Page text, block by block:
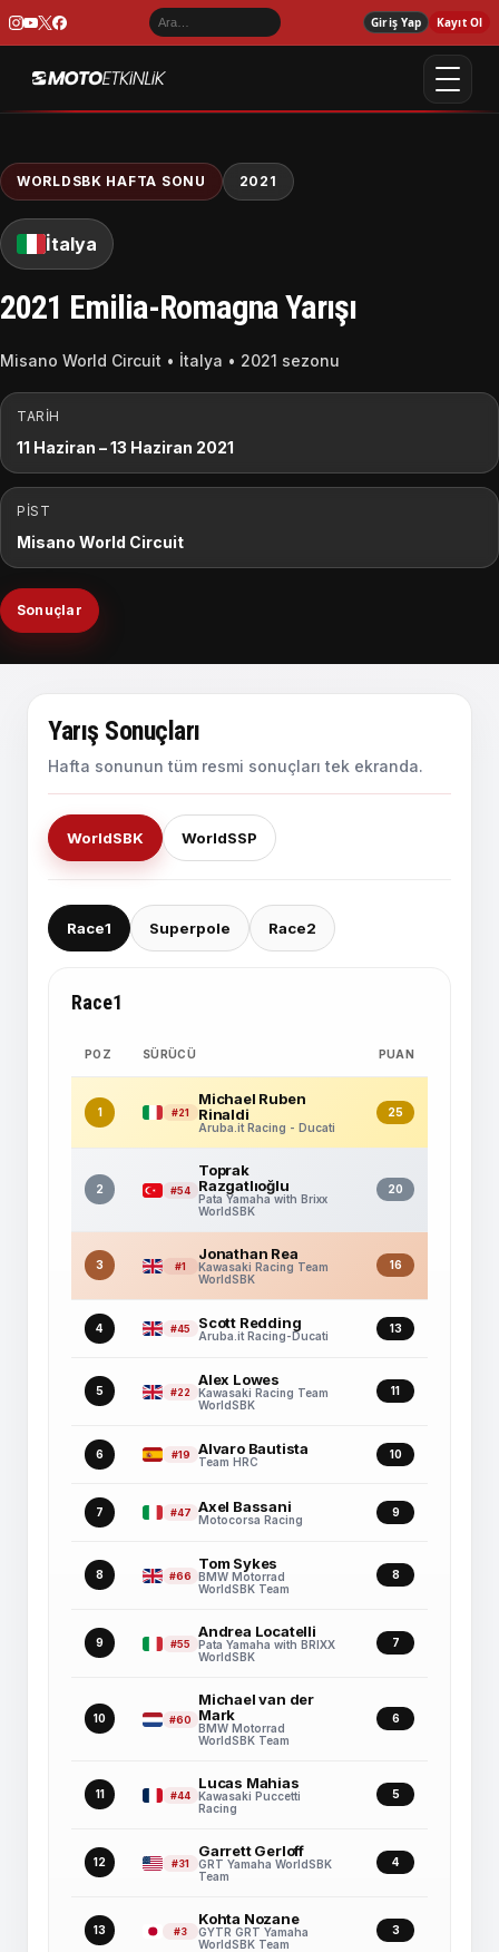
Giriş Yap Kayıt Ol
WORLDSBK HAFTA SONU 2021
İtalya
2021 Emilia-Romagna Yarışı
Misano World Circuit • İtalya • 2021 sezonu
TARIH
11 Haziran – 13 Haziran 2021
PIST
Misano World Circuit
Sonuçlar
Yarış Sonuçları
Hafta sonunun tüm resmi sonuçları tek ekranda.
WorldSBK WorldSSP
Race1 Superpole Race2
Race1
POZ SÜRÜCÜ PUAN
1 #21
Michael Ruben
Rinaldi
Aruba.it Racing - Ducati
25
2 #54
Toprak
Razgatlıoğlu
Pata Yamaha with Brixx
WorldSBK
20
3 #1
Jonathan Rea
Kawasaki Racing Team
WorldSBK
16
4 #45 Scott Redding
Aruba.it Racing-Ducati
13
5 #22
Alex Lowes
Kawasaki Racing Team
WorldSBK
11
6 #19 Alvaro Bautista
Team HRC
10
7 #47 Axel Bassani
Motocorsa Racing
9
8 #66
Tom Sykes
BMW Motorrad
WorldSBK Team
8
9 #55
Andrea Locatelli
Pata Yamaha with BRIXX
WorldSBK
7
10 #60
Michael van der
Mark
BMW Motorrad
WorldSBK Team
6
11 #44
Lucas Mahias
Kawasaki Puccetti
Racing
5
12 #31
Garrett Gerloff
GRT Yamaha WorldSBK
Team
4
13 #3
Kohta Nozane
GYTR GRT Yamaha
WorldSBK Team
3